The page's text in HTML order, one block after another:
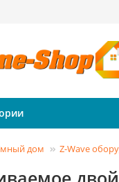
дом Z-Wave